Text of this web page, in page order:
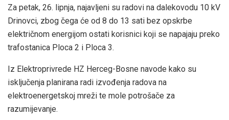
Za petak, 26. lipnja, najavljeni su radovi na dalekovodu 10 kV
Drinovci, zbog čega će od 8 do 13 sati bez opskrbe
električnom energijom ostati korisnici koji se napajaju preko
trafostanica Ploca 2 i Ploca 3.
Iz Elektroprivrede HZ Herceg-Bosne navode kako su
isključenja planirana radi izvođenja radova na
elektroenergetskoj mreži te mole potrošače za
razumijevanje.